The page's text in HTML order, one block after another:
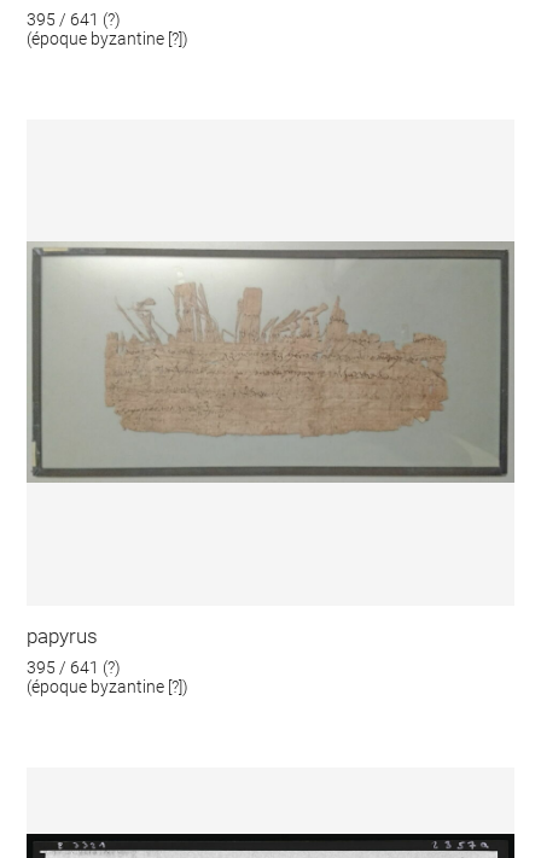
395 / 641 (?)
(époque byzantine [?])
papyrus
395 / 641 (?)
(époque byzantine [?])